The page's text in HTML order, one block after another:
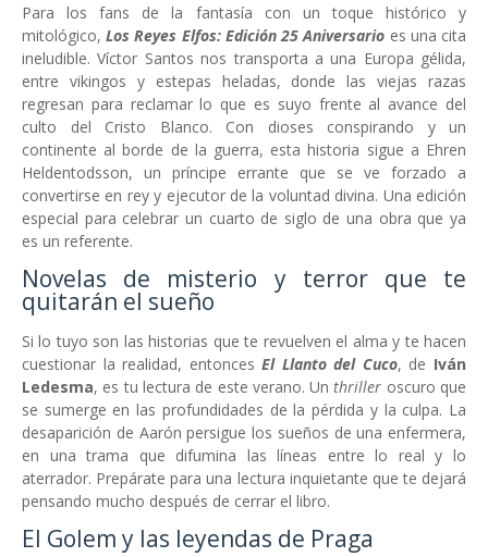
Para los fans de la fantasía con un toque histórico y
mitológico,Los Reyes Elfos: Edición 25 Aniversario es una cita
ineludible. Víctor Santos nos transporta a una Europa gélida,
entre vikingos y estepas heladas, donde las viejas razas
regresan para reclamar lo que es suyo frente al avance del
culto del Cristo Blanco. Con dioses conspirando y un
continente al borde de la guerra, esta historia sigue a Ehren
Heldentodsson, un príncipe errante que se ve forzado a
convertirse en rey y ejecutor de la voluntad divina. Una edición
especial para celebrar un cuarto de siglo de una obra que ya
es un referente.
Novelas de misterio y terror que te
quitarán el sueño
Si lo tuyo son las historias que te revuelven el alma y te hacen
cuestionar la realidad, entoncesEl Llanto del Cuco, de Iván
Ledesma, es tu lectura de este verano. Unthriller oscuro que
se sumerge en las profundidades de la pérdida y la culpa. La
desaparición de Aarón persigue los sueños de una enfermera,
en una trama que difumina las líneas entre lo real y lo
aterrador. Prepárate para una lectura inquietante que te dejará
pensando mucho después de cerrar el libro.
El Golem y las leyendas de Praga